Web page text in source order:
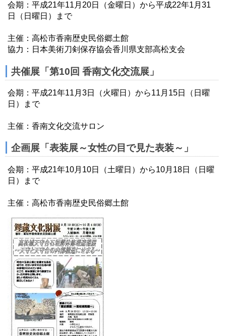
会期：平成21年11月20日（金曜日）から平成22年1月31
日（日曜日）まで
主催：高松市香南歴史民俗郷土館
協力：日本美術刀剣保存協会香川県支部高松支会
共催展「第10回 香南文化交流展」
会期：平成21年11月3日（火曜日）から11月15日（日曜
日）まで
主催：香南文化交流サロン
企画展「表装展～女性の目で見た表装～」
会期：平成21年10月10日（土曜日）から10月18日（日曜
日）まで
主催：高松市香南歴史民俗郷土館